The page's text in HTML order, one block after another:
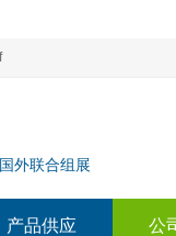
展
外联合组展
产品供应 公